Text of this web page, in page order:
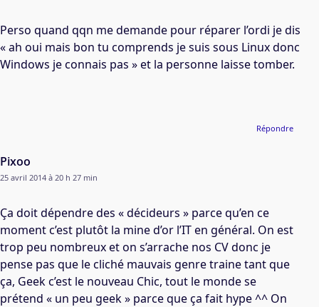
Perso quand qqn me demande pour réparer l’ordi je dis
« ah oui mais bon tu comprends je suis sous Linux donc
Windows je connais pas » et la personne laisse tomber.
Pixoo
25 avril 2014 à 20 h 27 min
Ça doit dépendre des « décideurs » parce qu’en ce
moment c’est plutôt la mine d’or l’IT en général. On est
trop peu nombreux et on s’arrache nos CV donc je
pense pas que le cliché mauvais genre traine tant que
ça, Geek c’est le nouveau Chic, tout le monde se
prétend « un peu geek » parce que ça fait hype ^^ On
Répondre